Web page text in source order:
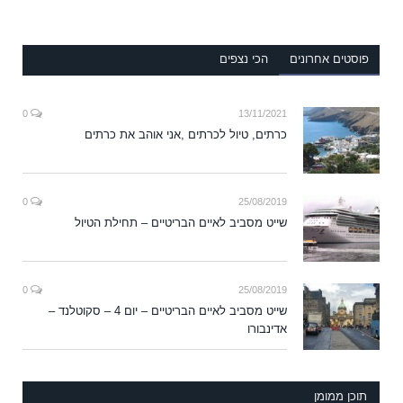
פוסטים אחרונים הכי נצפים
13/11/2021
כרתים, טיול לכרתים ,אני אוהב את כרתים
25/08/2019
שייט מסביב לאיים הבריטיים – תחילת הטיול
25/08/2019
שייט מסביב לאיים הבריטיים – יום 4 – סקוטלנד –
אדינבורו
תוכן ממומן